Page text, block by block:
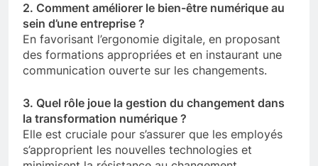
2. Comment améliorer le bien-être numérique au
sein d’une entreprise ?
En favorisant l’ergonomie digitale, en proposant
des formations appropriées et en instaurant une
communication ouverte sur les changements.
3. Quel rôle joue la gestion du changement dans
la transformation numérique ?
Elle est cruciale pour s’assurer que les employés
s’approprient les nouvelles technologies et